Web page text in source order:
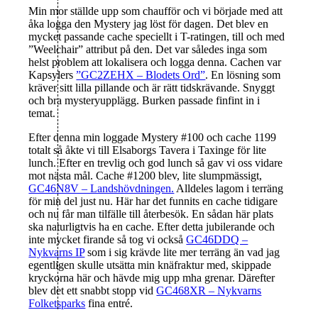
Min mor ställde upp som chaufför och vi började med att
åka logga den Mystery jag löst för dagen. Det blev en
mycket passande cache speciellt i T-ratingen, till och med
”Weelchair” attribut på den. Det var således inga som
helst problem att lokalisera och logga denna. Cachen var
Kapsylers”GC2ZEHX – Blodets Ord”. En lösning som
kräver sitt lilla pillande och är rätt tidskrävande. Snyggt
och bra mysteryupplägg. Burken passade finfint in i
temat.
Efter denna min loggade Mystery #100 och cache 1199
totalt så åkte vi till Elsaborgs Tavera i Taxinge för lite
lunch. Efter en trevlig och god lunch så gav vi oss vidare
mot nästa mål. Cache #1200 blev, lite slumpmässigt,
GC46N8V – Landshövdningen. Alldeles lagom i terräng
för min del just nu. Här har det funnits en cache tidigare
och nu får man tilfälle till återbesök. En sådan här plats
ska naturligtvis ha en cache. Efter detta jubilerande och
inte mycket firande så tog vi ocksåGC46DDQ –
Nykvarns IPsom i sig krävde lite mer terräng än vad jag
egentligen skulle utsätta min knäfraktur med, skippade
kryckorna här och hävde mig upp mha grenar. Därefter
blev det ett snabbt stopp vidGC468XR – Nykvarns
Folketsparks fina entré.